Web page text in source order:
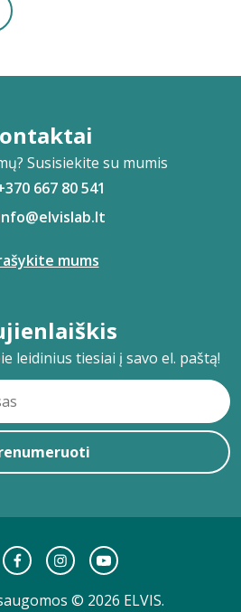
Susisiekite su mumis
667 80 541
mums
leidinius tiesiai į savo el. paštą!
© 2026 ELVIS.